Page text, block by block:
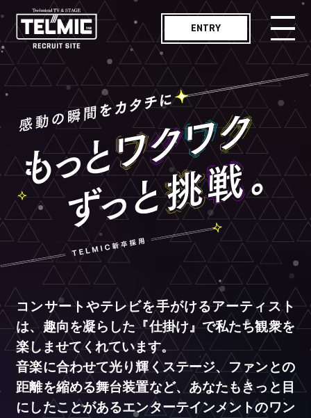
ENTRY
MESSAGE
メッセージ
WORKS
仕事紹介
JOB LIST
職種紹介
INTERVIEW
社員インタビュー
TELMIC VOICE
テルミックボイス
ENVIRONMENT
職場紹介
GUIDELINE
募集要項
FAQ
よくあるご質問
コンサートやテレビを手がけるアーティスト
は、 趣向を凝らした『仕掛け』で私たち観衆を
楽しませてくれています。
音楽に合わせて光り輝くステージ、ファンとの
距離を縮める舞台装置など、あなたもきっと目
にしたことがあるエンターテインメントのワン